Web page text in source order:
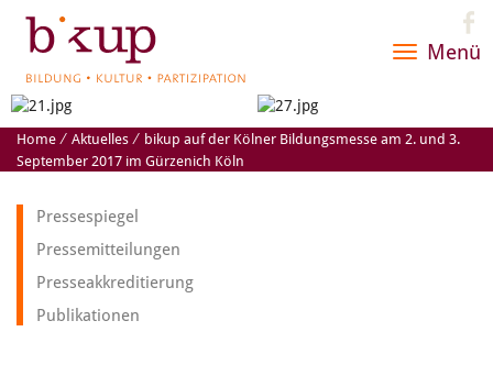
Menü
Toggle
Home⁄ Aktuelles⁄ bikup auf der Kölner Bildungsmesse am 2. und 3.
September 2017 im Gürzenich Köln
Pressespiegel
Pressemitteilungen
Presseakkreditierung
Publikationen